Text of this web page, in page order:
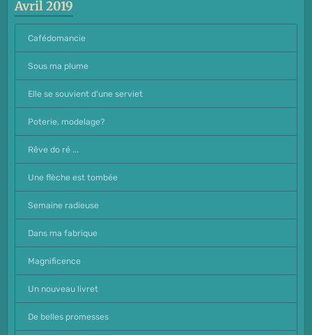
Avril 2019
Cafédomancie
Sous ma plume
Elle se souvient d'une serviet
Poterie, modelage?
Rêve do ré ...
Une flèche est tombée
Semaine radieuse
Dans ma fabrique
Magnificence
Un nouveau livret
De belles promesses